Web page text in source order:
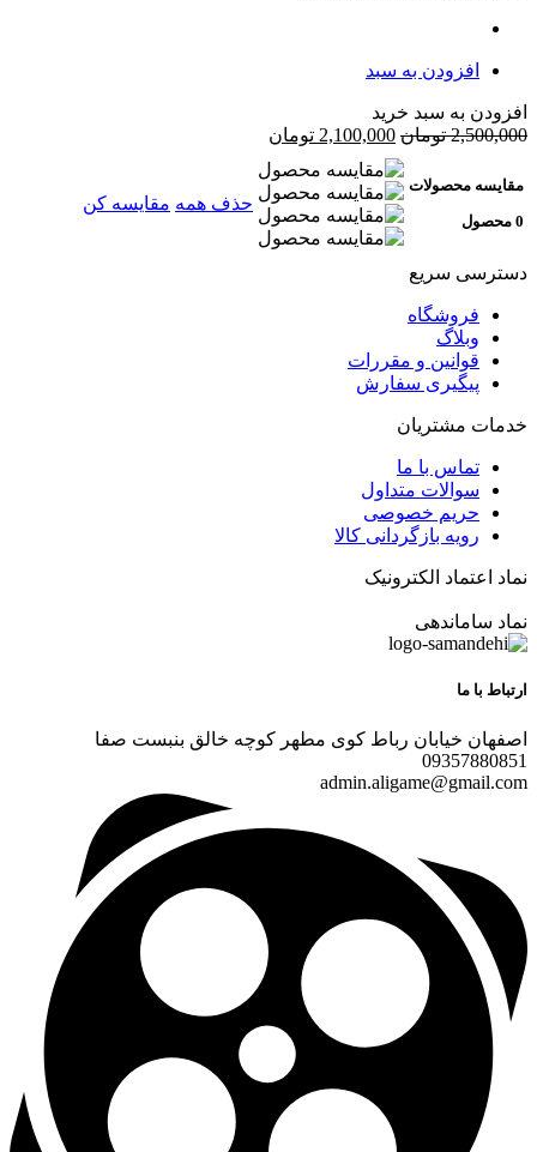
افزودن به سبد
افزودن به سبد خرید
2,500,000 تومان 2,100,000 تومان
مقایسه محصولات
0 محصول
حذف همه مقایسه کن
دسترسی سریع
فروشگاه
وبلاگ
قوانین و مقررات
پیگیری سفارش
خدمات مشتریان
تماس با ما
سوالات متداول
حریم خصوصی
رویه بازگردانی کالا
نماد اعتماد الکترونیک
نماد ساماندهی
ارتباط با ما
اصفهان خیابان رباط کوی مطهر کوچه خالق بنبست صفا
09357880851
admin.aligame@gmail.com